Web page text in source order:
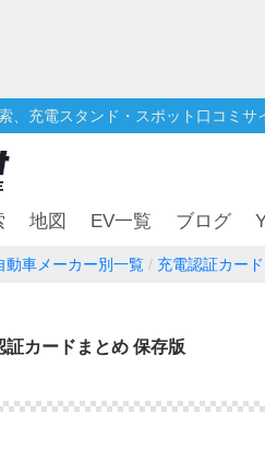
、充電スタンド・スポット口コミサ
地図 EV一覧 ブログ
動車メーカー別一覧 充電認証カー
証カードまとめ 保存版